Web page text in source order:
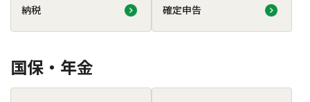
納税 確定申告
国保・年金